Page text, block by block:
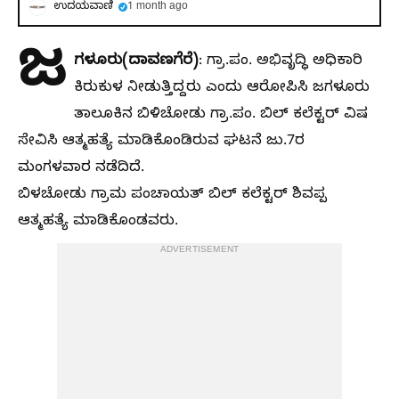
ಉದಯವಾಣಿ 1 month ago
ಜ ಗಳೂರು(ದಾವಣಗೆರೆ): ಗ್ರಾ.ಪಂ. ಅಭಿವೃದ್ಧಿ ಅಧಿಕಾರಿ
ಕಿರುಕುಳ ನೀಡುತ್ತಿದ್ದರು ಎಂದು ಆರೋಪಿಸಿ ಜಗಳೂರು
ತಾಲೂಕಿನ ಬಿಳಿಚೋಡು ಗ್ರಾ.ಪಂ. ಬಿಲ್ ಕಲೆಕ್ಟರ್ ವಿಷ
ಸೇವಿಸಿ ಆತ್ಮಹತ್ಯೆ ಮಾಡಿಕೊಂಡಿರುವ ಘಟನೆ ಜು.7ರ
ಮಂಗಳವಾರ ನಡೆದಿದೆ.
ಬಿಳಚೋಡು ಗ್ರಾಮ ಪಂಚಾಯತ್ ಬಿಲ್ ಕಲೆಕ್ಟರ್ ಶಿವಪ್ಪ
ಆತ್ಮಹತ್ಯೆ ಮಾಡಿಕೊಂಡವರು.
ADVERTISEMENT